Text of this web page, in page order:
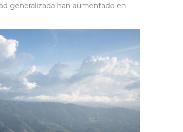
generalizada han aumentado en